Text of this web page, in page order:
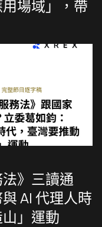
場域」，帶
》三讀通
AI 代理人時
」運動